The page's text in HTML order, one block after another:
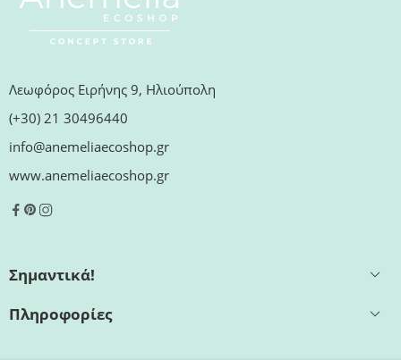
Λεωφόρος Ειρήνης 9, Ηλιούπολη
(+30) 21 30496440
info@anemeliaecoshop.gr
www.anemeliaecoshop.gr
Σημαντικά!
Πληροφορίες